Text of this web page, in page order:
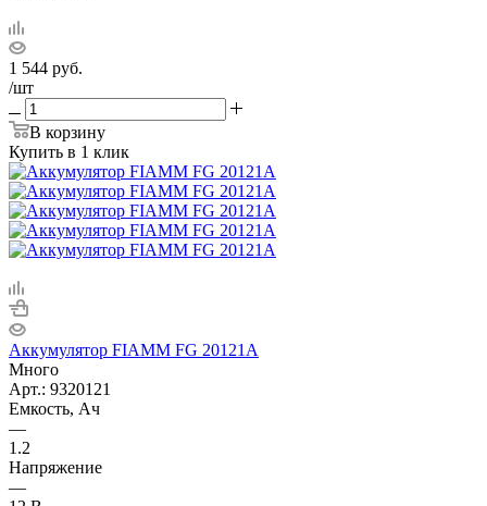
1 544 руб.
/шт
В корзину
Купить в 1 клик
Аккумулятор FIAMM FG 20121А
Много
Арт.: 9320121
Емкость, Ач
—
1.2
Напряжение
—